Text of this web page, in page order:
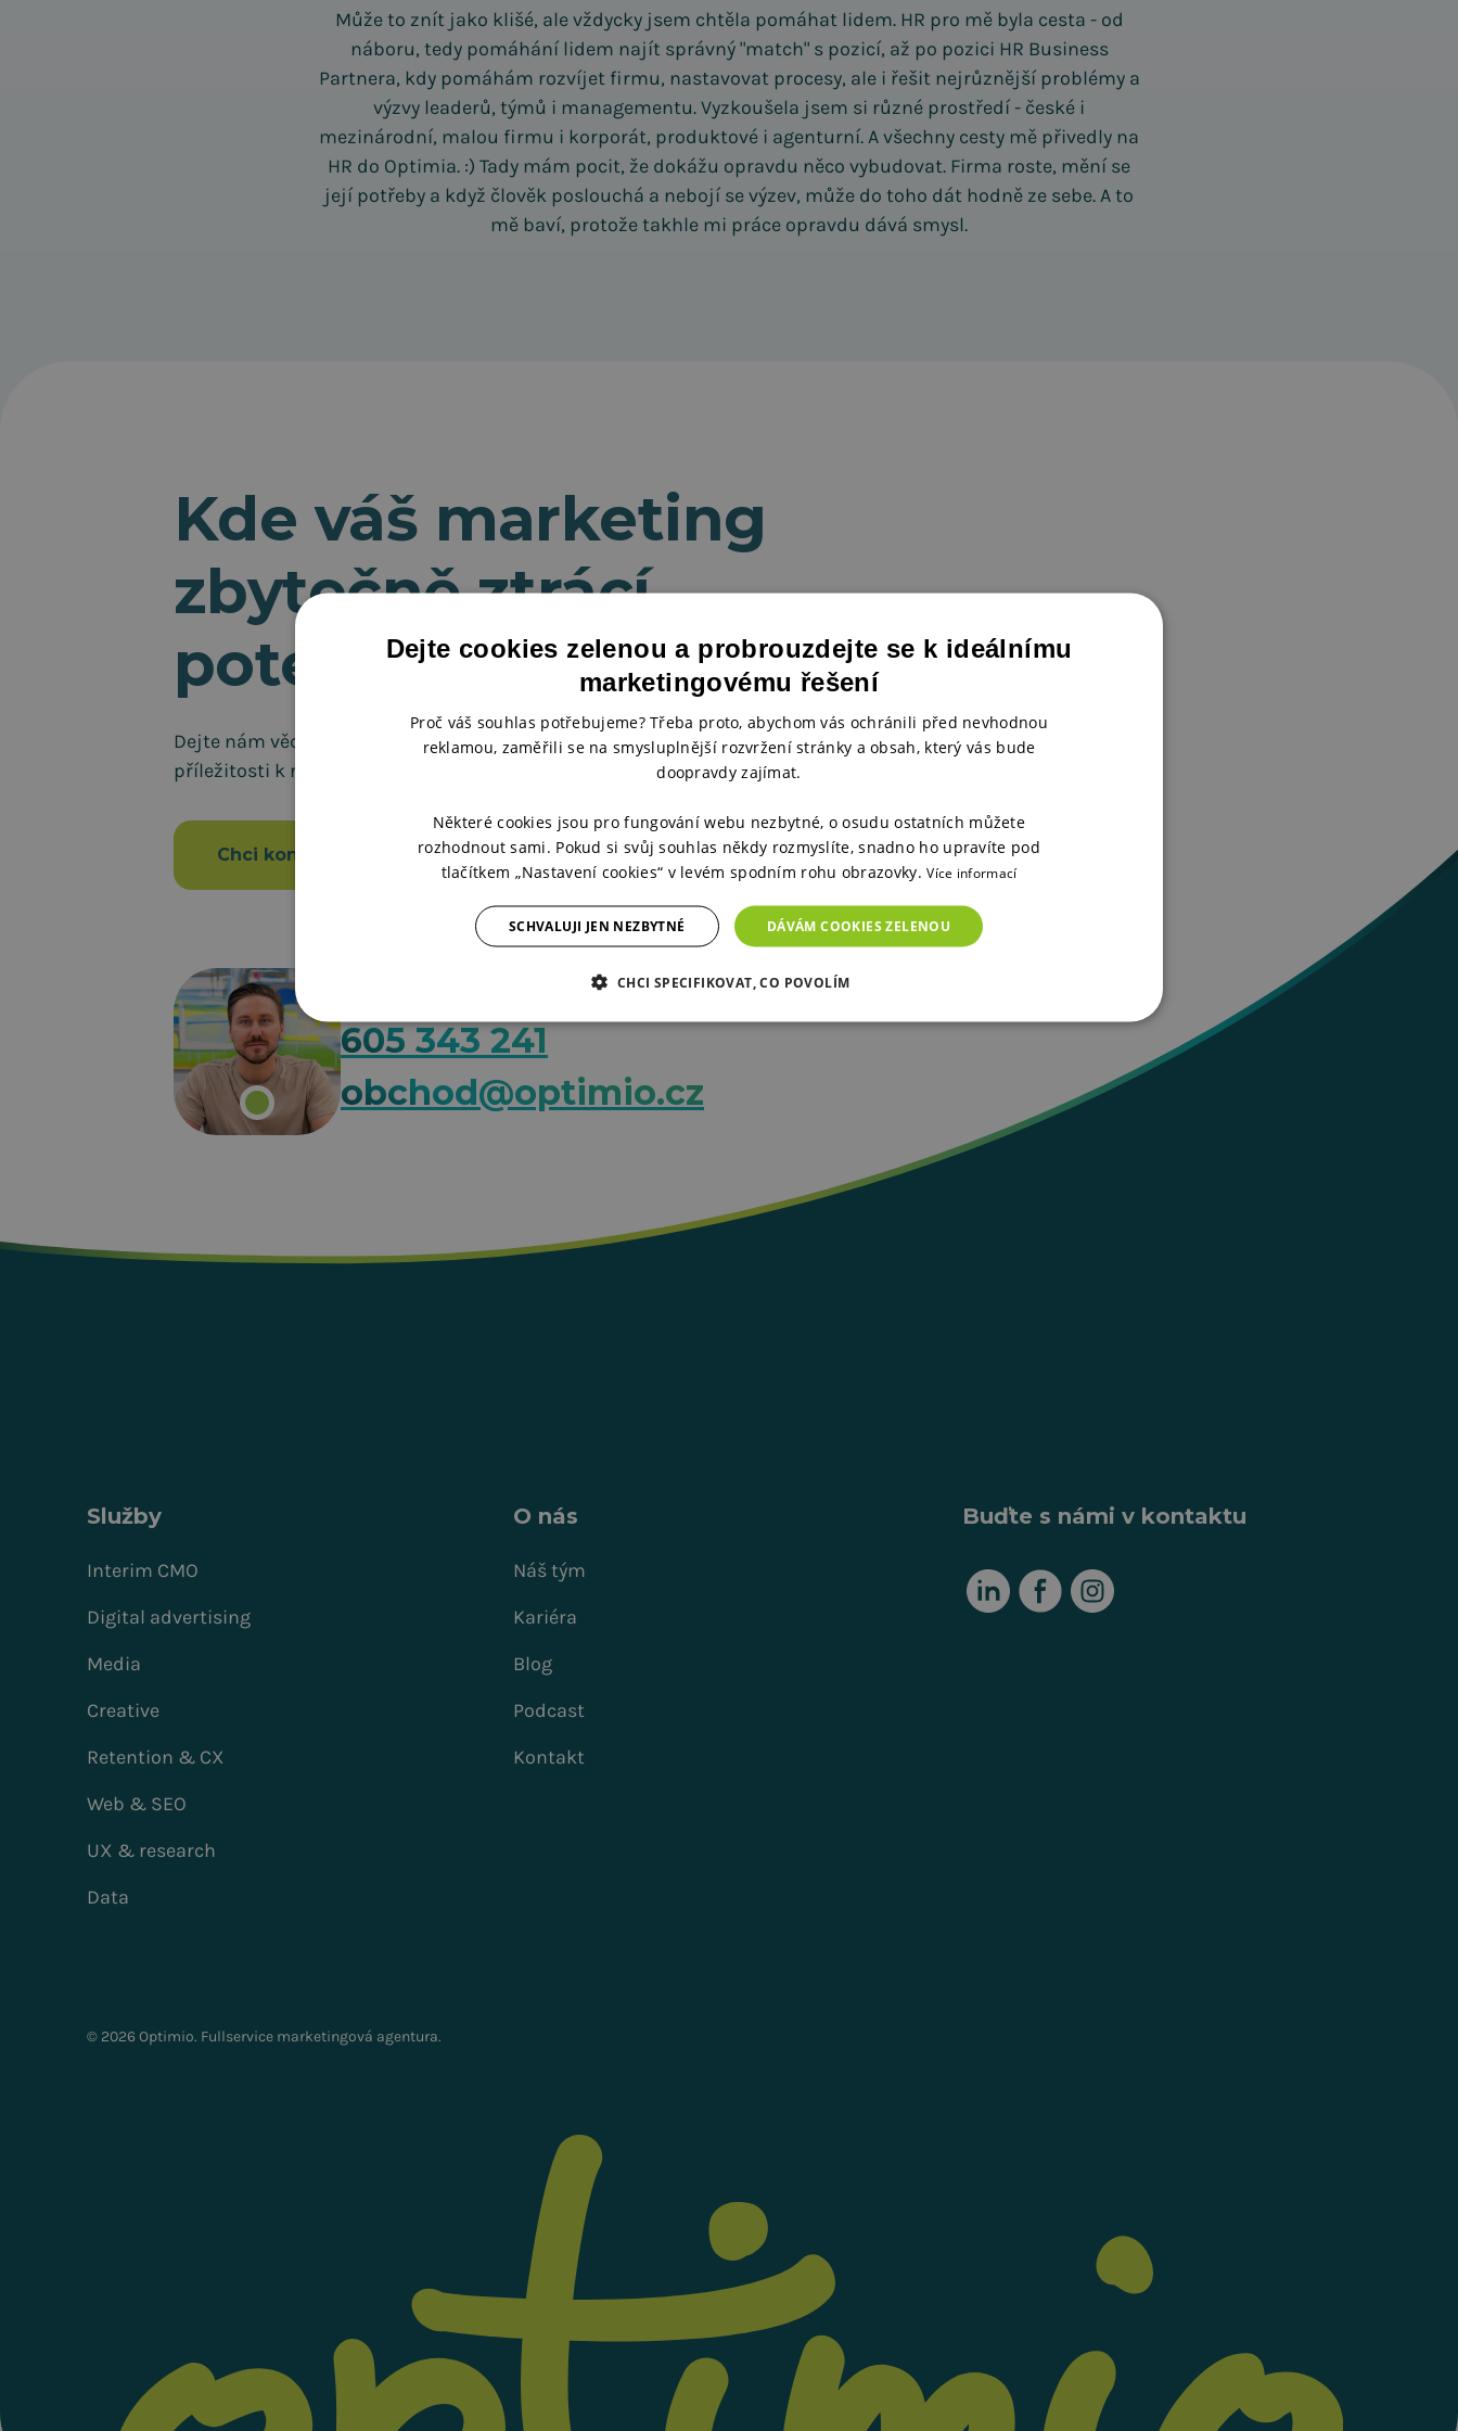
Může to znít jako klišé, ale vždycky jsem chtěla pomáhat lidem. HR pro mě byla cesta - od
náboru, tedy pomáhání lidem najít správný "match" s pozicí, až po pozici HR Business
Partnera, kdy pomáhám rozvíjet firmu, nastavovat procesy, ale i řešit nejrůznější problémy a
výzvy leaderů, týmů i managementu. Vyzkoušela jsem si různé prostředí - české i
mezinárodní, malou firmu i korporát, produktové i agenturní. A všechny cesty mě přivedly na
HR do Optimia. :) Tady mám pocit, že dokážu opravdu něco vybudovat. Firma roste, mění se
její potřeby a když člověk poslouchá a nebojí se výzev, může do toho dát hodně ze sebe. A to
mě baví, protože takhle mi práce opravdu dává smysl.
Kde váš marketing
zbytečně ztrácí
potenciál?
Dejte nám vědět a společně probereme, kde jsou vaše největší
příležitosti k růstu. Bez závazků, bez prodejního tlaku.
Chci konzultovat
605 343 241
obchod@optimio.cz
Služby
Interim CMO
Digital advertising
Media
Creative
Retention & CX
Web & SEO
UX & research
Data
O nás
Náš tým
Kariéra
Blog
Podcast
Kontakt
Buďte s námi v kontaktu
© 2026 Optimio. Fullservice marketingová agentura.
Dejte cookies zelenou a probrouzdejte se k ideálnímu
marketingovému řešení
Proč váš souhlas potřebujeme? Třeba proto, abychom vás ochránili před nevhodnou
reklamou, zaměřili se na smysluplnější rozvržení stránky a obsah, který vás bude
doopravdy zajímat.
Některé cookies jsou pro fungování webu nezbytné, o osudu ostatních můžete
rozhodnout sami. Pokud si svůj souhlas někdy rozmyslíte, snadno ho upravíte pod
tlačítkem „Nastavení cookies“ v levém spodním rohu obrazovky.Více informací
DÁVÁM COOKIES ZELENOU
SCHVALUJI JEN NEZBYTNÉ
CHCI SPECIFIKOVAT, CO POVOLÍM